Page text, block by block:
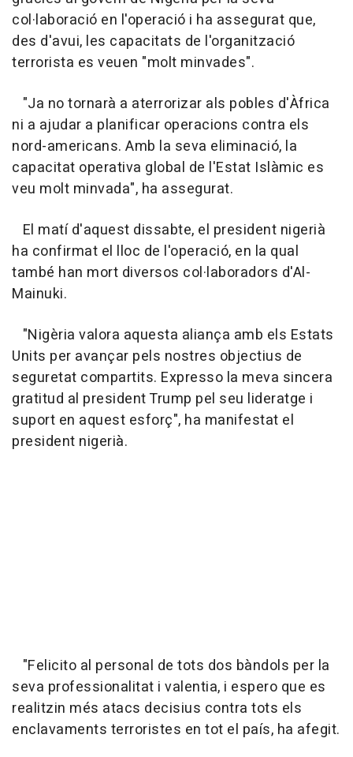
col·laboració en l'operació i ha assegurat que,
des d'avui, les capacitats de l'organització
terrorista es veuen "molt minvades".
"Ja no tornarà a aterrorizar als pobles d'Àfrica
ni a ajudar a planificar operacions contra els
nord-americans. Amb la seva eliminació, la
capacitat operativa global de l'Estat Islàmic es
veu molt minvada", ha assegurat.
El matí d'aquest dissabte, el president nigerià
ha confirmat el lloc de l'operació, en la qual
també han mort diversos col·laboradors d'Al-
Mainuki.
"Nigèria valora aquesta aliança amb els Estats
Units per avançar pels nostres objectius de
seguretat compartits. Expresso la meva sincera
gratitud al president Trump pel seu lideratge i
suport en aquest esforç", ha manifestat el
president nigerià.
"Felicito al personal de tots dos bàndols per la
seva professionalitat i valentia, i espero que es
realitzin més atacs decisius contra tots els
enclavaments terroristes en tot el país, ha afegit.